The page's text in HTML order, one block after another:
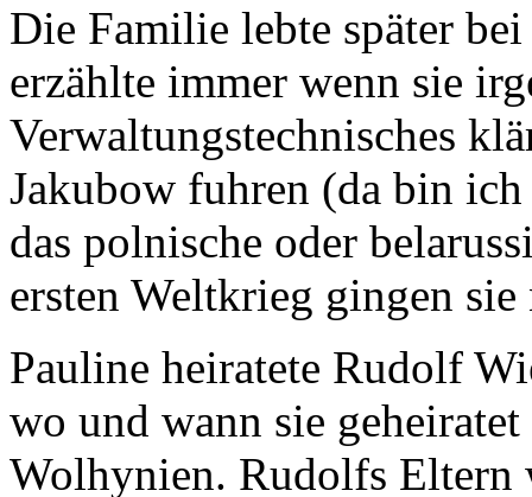
Die Familie lebte später
erzählte immer wenn sie
Verwaltungstechnisches
Jakubow fuhren (da bin
das polnische oder
ersten Weltkrieg gingen sie
Pauline heiratete Rudolf
wo und wann sie
Wolhynien. Rudolfs Eltern